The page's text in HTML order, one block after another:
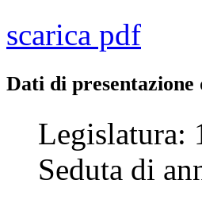
scarica pdf
Dati di presentazione
Legislatura:
Seduta di